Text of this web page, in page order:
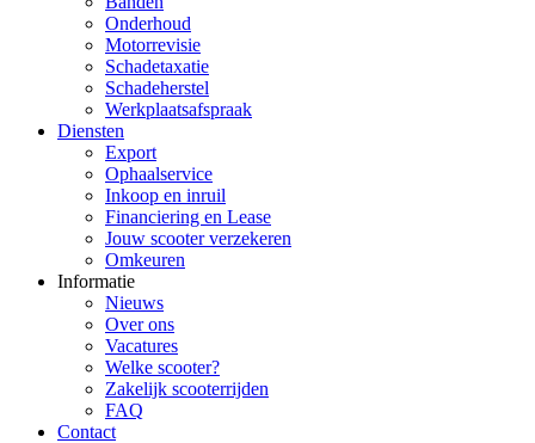
Onderhoud
Motorrevisie
Schadetaxatie
Schadeherstel
Werkplaatsafspraak
Diensten
Export
Ophaalservice
Inkoop en inruil
Financiering en Lease
Jouw scooter verzekeren
Omkeuren
Informatie
Nieuws
Over ons
Vacatures
Welke scooter?
Zakelijk scooterrijden
FAQ
Contact